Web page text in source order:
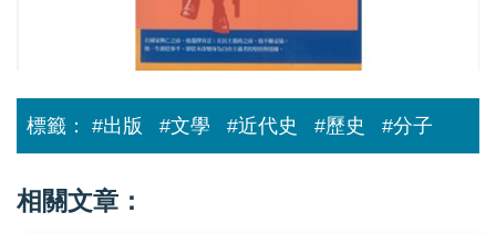
標籤： #出版 #文學 #近代史 #歷史 #分子
相關文章：